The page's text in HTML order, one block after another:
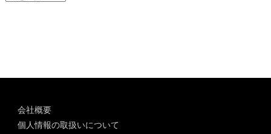
会社概要
個人情報の取扱いについて